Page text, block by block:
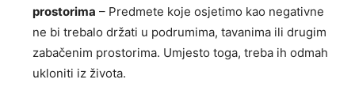
prostorima – Predmete koje osjetimo kao negativne
ne bi trebalo držati u podrumima, tavanima ili drugim
zabačenim prostorima. Umjesto toga, treba ih odmah
ukloniti iz života.